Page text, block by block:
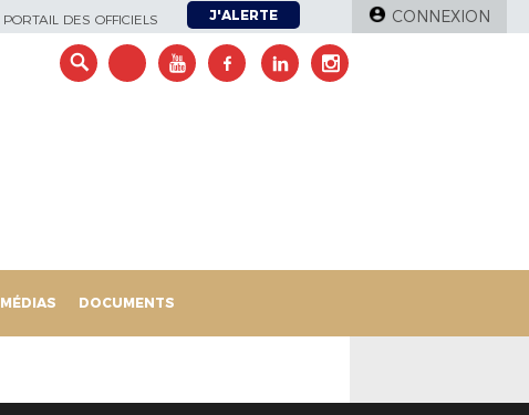
PORTAIL DES OFFICIELS J'ALERTE CONNEXION
MÉDIAS DOCUMENTS